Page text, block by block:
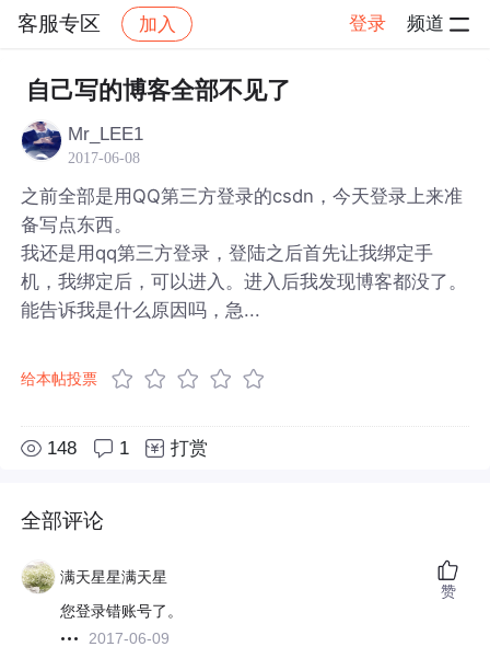
客服专区 加入 登录 频道
社区 客服专区 帖子详情
自己写的博客全部不见了
Mr_LEE1
2017-06-08
之前全部是用QQ第三方登录的csdn，今天登录上来准
备写点东西。
我还是用qq第三方登录，登陆之后首先让我绑定手
机，我绑定后，可以进入。进入后我发现博客都没了。
能告诉我是什么原因吗，急...
给本帖投票
148 1 打赏
全部评论
满天星星满天星
您登录错账号了。
2017-06-09
赞